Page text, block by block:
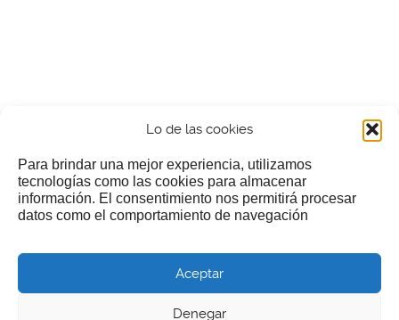
Lo de las cookies
Para brindar una mejor experiencia, utilizamos
tecnologías como las cookies para almacenar
información. El consentimiento nos permitirá procesar
datos como el comportamiento de navegación
Aceptar
Denegar
¿Nos invitas a un cafecillo?
Si te gusta nuestra web puedes echar limosna a estos